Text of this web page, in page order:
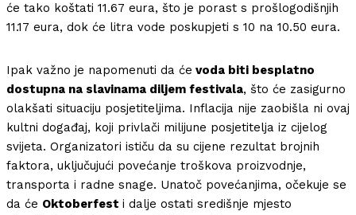
će tako koštati 11.67 eura, što je porast s prošlogodišnjih
11.17 eura, dok će litra vode poskupjeti s 10 na 10.50 eura.
Ipak važno je napomenuti da će voda biti besplatno
dostupna na slavinama diljem festivala, što će zasigurno
olakšati situaciju posjetiteljima. Inflacija nije zaobišla ni ovaj
kultni događaj, koji privlači milijune posjetitelja iz cijelog
svijeta. Organizatori ističu da su cijene rezultat brojnih
faktora, uključujući povećanje troškova proizvodnje,
transporta i radne snage. Unatoč povećanjima, očekuje se
da će Oktoberfest i dalje ostati središnje mjesto